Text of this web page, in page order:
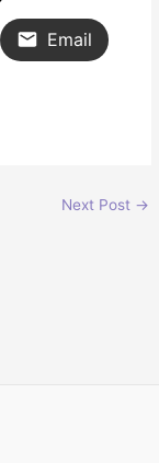
Email
Next Post →